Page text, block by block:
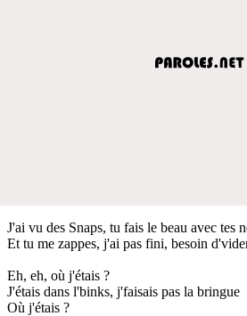
J'ai vu des Snaps, tu fais le beau avec tes
Et tu me zappes, j'ai pas fini, besoin
Eh, eh, où j'étais ?
J'étais dans l'binks, j'faisais pas la bringue
Où j'étais ?